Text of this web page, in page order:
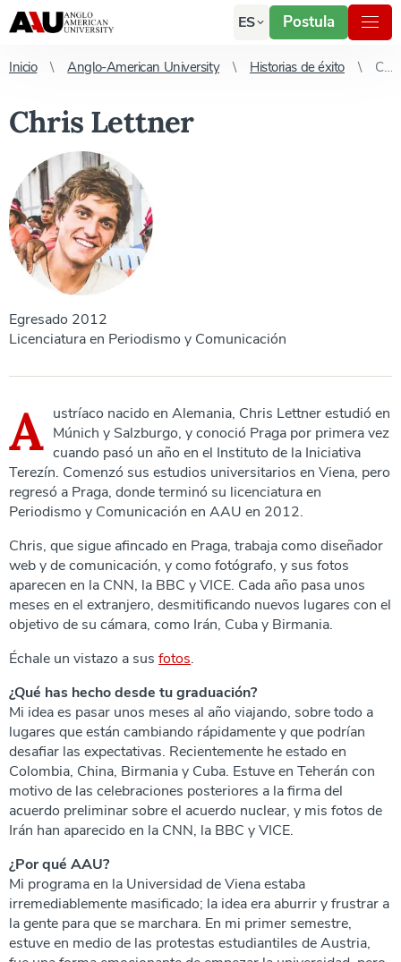
ES Postula
Inicio Anglo-American University Historias de éxito Chris Lettner
Chris Lettner
Egresado 2012
Licenciatura en Periodismo y Comunicación
A ustríaco nacido en Alemania, Chris Lettner estudió en
Múnich y Salzburgo, y conoció Praga por primera vez
cuando pasó un año en el Instituto de la Iniciativa
Terezín. Comenzó sus estudios universitarios en Viena, pero
regresó a Praga, donde terminó su licenciatura en
Periodismo y Comunicación en AAU en 2012.
Chris, que sigue afincado en Praga, trabaja como diseñador
web y de comunicación, y como fotógrafo, y sus fotos
aparecen en la CNN, la BBC y VICE. Cada año pasa unos
meses en el extranjero, desmitificando nuevos lugares con el
objetivo de su cámara, como Irán, Cuba y Birmania.
Échale un vistazo a sus fotos.
¿Qué has hecho desde tu graduación?
Mi idea es pasar unos meses al año viajando, sobre todo a
lugares que están cambiando rápidamente y que podrían
desafiar las expectativas. Recientemente he estado en
Colombia, China, Birmania y Cuba. Estuve en Teherán con
motivo de las celebraciones posteriores a la firma del
acuerdo preliminar sobre el acuerdo nuclear, y mis fotos de
Irán han aparecido en la CNN, la BBC y VICE.
¿Por qué AAU?
Mi programa en la Universidad de Viena estaba
irremediablemente masificado; la idea era aburrir y frustrar a
la gente para que se marchara. En mi primer semestre,
estuve en medio de las protestas estudiantiles de Austria,